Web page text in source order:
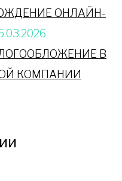
ОНЛАЙН-
В
КОМПАНИИ